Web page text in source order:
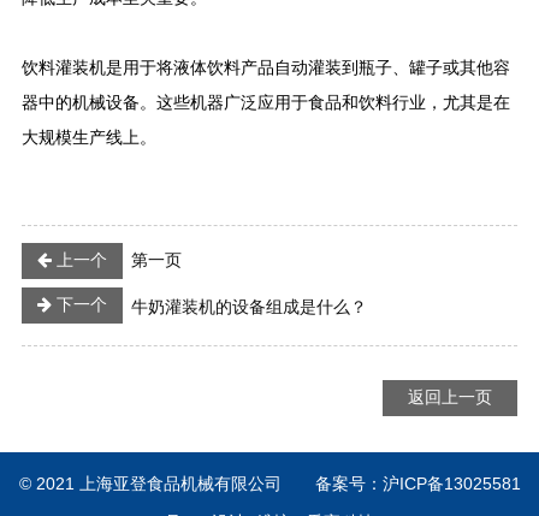
饮料灌装机是用于将液体饮料产品自动灌装到瓶子、罐子或其他容
器中的机械设备。这些机器广泛应用于食品和饮料行业，尤其是在
大规模生产线上。
上一个 第一页
下一个 牛奶灌装机的设备组成是什么？
返回上一页
© 2021 上海亚登食品机械有限公司 备案号： 沪ICP备13025581